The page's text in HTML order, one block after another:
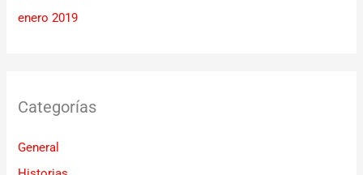
enero 2019
Categorías
General